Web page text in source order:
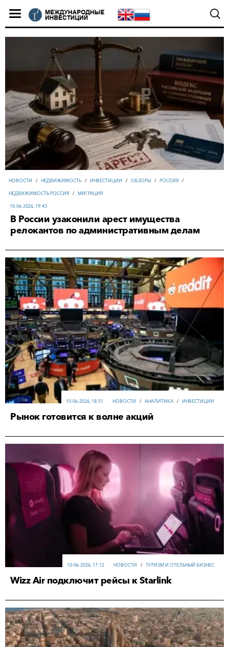
НОВОСТИ / НЕДВИЖИМОСТЬ / ИНВЕСТИЦИИ / ОБЗОРЫ / РОССИЯ /
НЕДВИЖИМОСТЬ РОССИЯ / МИГРАЦИЯ
10-06-2026, 19:43
В России узаконили арест имущества
релокантов по административным делам
НОВОСТИ / АНАЛИТИКА / ИНВЕСТИЦИИ
10-06-2026, 18:51
Рынок готовится к волне акций
НОВОСТИ / ТУРИЗМ И ОТЕЛЬНЫЙ БИЗНЕС
10-06-2026, 17:12
Wizz Air подключит рейсы к Starlink